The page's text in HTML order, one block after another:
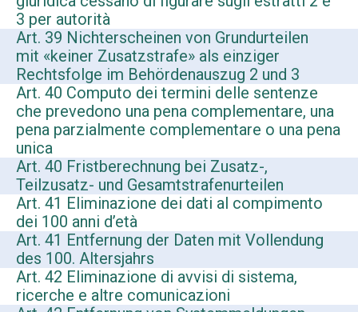
3 per autorità
Art. 39 Nichterscheinen von Grundurteilen
mit «keiner Zusatzstrafe» als einziger
Rechtsfolge im Behördenauszug 2 und 3
Art. 40 Computo dei termini delle sentenze
che prevedono una pena complementare, una
pena parzialmente complementare o una pena
unica
Art. 40 Fristberechnung bei Zusatz-,
Teilzusatz- und Gesamtstrafenurteilen
Art. 41 Eliminazione dei dati al compimento
dei 100 anni d’età
Art. 41 Entfernung der Daten mit Vollendung
des 100. Altersjahrs
Art. 42 Eliminazione di avvisi di sistema,
ricerche e altre comunicazioni